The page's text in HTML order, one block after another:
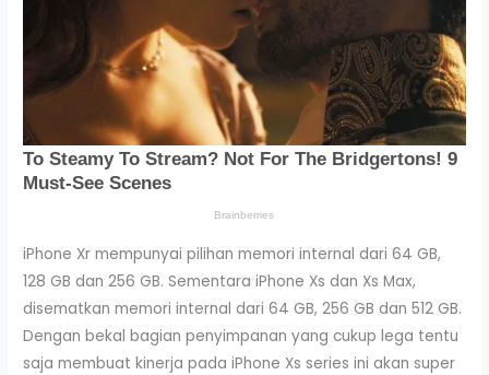
iPhone Xr mempunyai pilihan memori internal dari 64 GB,
128 GB dan 256 GB. Sementara iPhone Xs dan Xs Max,
disematkan memori internal dari 64 GB, 256 GB dan 512 GB.
Dengan bekal bagian penyimpanan yang cukup lega tentu
saja membuat kinerja pada iPhone Xs series ini akan super